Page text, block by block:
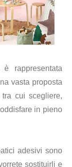
è rappresentata
vasta proposta
cui scegliere,
in pieno
adesivi sono
sostituirli e